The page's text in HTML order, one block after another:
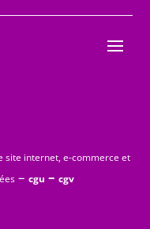
site internet, e-commerce et
– cgu – cgv